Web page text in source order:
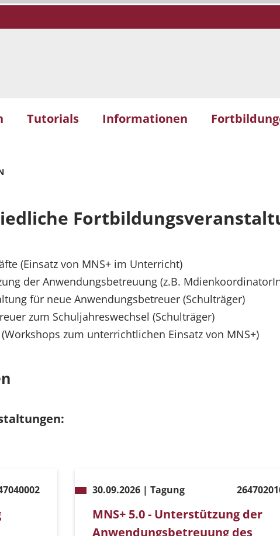
Tutorials Informationen
(Einsatz von MNS+ im Unterricht)
der Anwendungsbetreuung (z.B.
für neue Anwendungsbetreuer (Schulträger)
zum Schuljahreswechsel (Schulträger)
zum unterrichtlichen Einsatz von MNS+)
30.09.2026 | Tagung
MNS+ 5.0 - Unterstützung der
Anwendungsbetreuung des